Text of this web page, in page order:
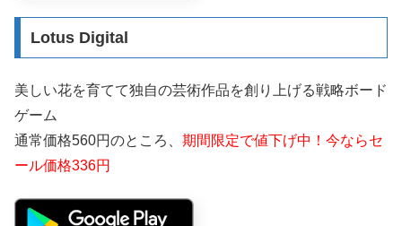
Lotus Digital
美しい花を育てて独自の芸術作品を創り上げる戦略ボード
ゲーム
通常価格560円のところ、 期間限定で値下げ中！今ならセ
ール価格336円